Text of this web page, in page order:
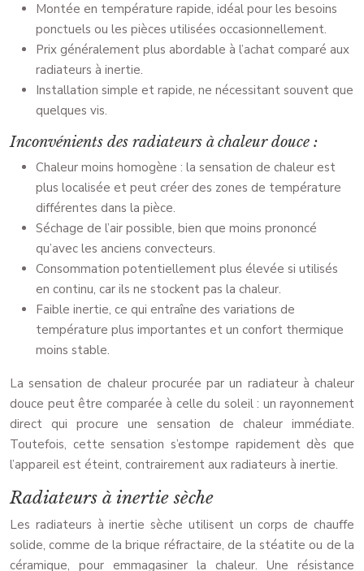
Montée en température rapide, idéal pour les besoins
ponctuels ou les pièces utilisées occasionnellement.
Prix généralement plus abordable à l’achat comparé aux
radiateurs à inertie.
Installation simple et rapide, ne nécessitant souvent que
quelques vis.
Inconvénients des radiateurs à chaleur douce :
Chaleur moins homogène : la sensation de chaleur est
plus localisée et peut créer des zones de température
différentes dans la pièce.
Séchage de l’air possible, bien que moins prononcé
qu’avec les anciens convecteurs.
Consommation potentiellement plus élevée si utilisés
en continu, car ils ne stockent pas la chaleur.
Faible inertie, ce qui entraîne des variations de
température plus importantes et un confort thermique
moins stable.
La sensation de chaleur procurée par un radiateur à chaleur
douce peut être comparée à celle du soleil : un rayonnement
direct qui procure une sensation de chaleur immédiate.
Toutefois, cette sensation s’estompe rapidement dès que
l’appareil est éteint, contrairement aux radiateurs à inertie.
Radiateurs à inertie sèche
Les radiateurs à inertie sèche utilisent un corps de chauffe
solide, comme de la brique réfractaire, de la stéatite ou de la
céramique, pour emmagasiner la chaleur. Une résistance